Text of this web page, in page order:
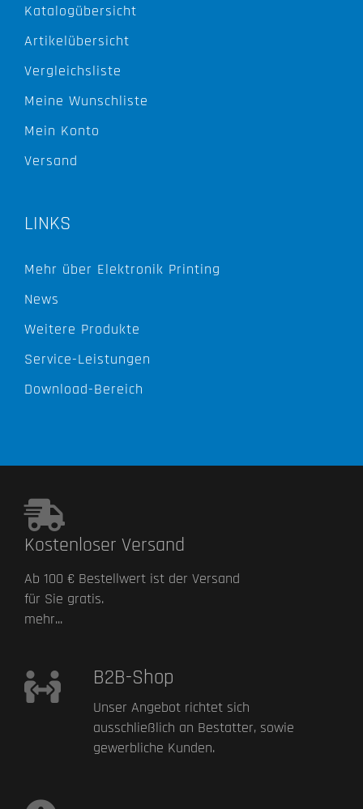
Katalogübersicht
Artikelübersicht
Vergleichsliste
Meine Wunschliste
Mein Konto
Versand
LINKS
Mehr über Elektronik Printing
News
Weitere Produkte
Service-Leistungen
Download-Bereich
Kostenloser Versand
Ab 100 € Bestellwert ist der Versand
für Sie gratis.
mehr...
B2B-Shop
Unser Angebot richtet sich
ausschließlich an Bestatter, sowie
gewerbliche Kunden.